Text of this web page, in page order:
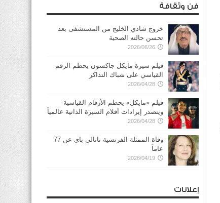
فن وثقافة
خروج شادي الخليج من المستشفى بعد
تحسن حالته الصحية
2026/06/26
فيلم سيرة مايكل جاكسون يحطم الرقم
القياسي على شباك التذاكر
2026/04/28
فيلم «مايكل» يحطم الأرقام القياسية
ويتصدر إيرادات أفلام السيرة الذاتية عالمياً
2026/04/28
وفاة الممثلة الفرنسية ناتالي باي عن 77
عاماً
2026/04/19
إعلانات